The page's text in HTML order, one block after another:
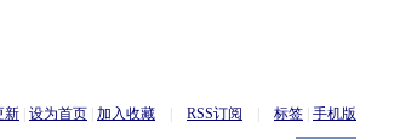
新 设为首页 加入收藏 RSS订阅 标签 手机版